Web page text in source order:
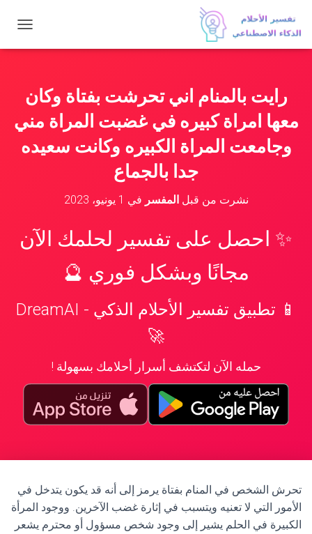
ب
ت
ق
رايت بالمنام اني تحرشت بفتاة وكان
معها امراة كبيره في غضبت المراة مني
وجامعت المراة الكبيره وكانت سعيده
جدا بالجماع
نشرت من قبلالمفسر في 1 يونيو، 2023
✨ احصل على تفسير لحلمك الآن
مجانًا وبشكل فوري 🔮
📱 تطبيق تفسير الأحلام الذكي - DreamAI
🚀
حمله الآن لتكتشف أسرار أحلامك بسهولة !
تحرش الشخص في المنام بفتاة يرمز إلى أنه قد يكون يتدخل في
الأمور التي لا تعنيه ويتسبب في إثارة غضب الآخرين. ووجود المرأة
الكبيرة في الحلم يشير إلى وجود شخص مسؤول أو محترم يشعر